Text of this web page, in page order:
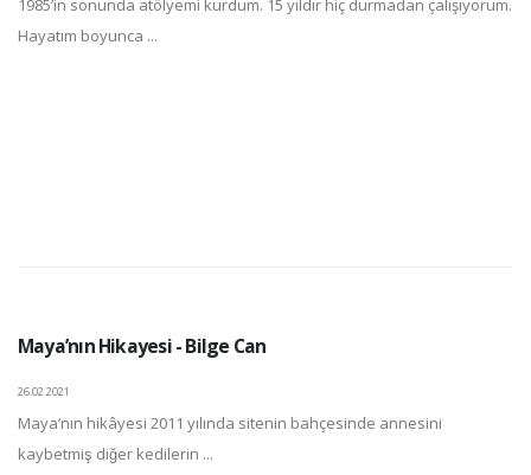
1985’in sonunda atölyemi kurdum. 15 yıldır hiç durmadan çalışıyorum.
Hayatım boyunca ...
Maya’nın Hikayesi - Bilge Can
26.02.2021
Maya’nın hikâyesi 2011 yılında sitenin bahçesinde annesini
kaybetmiş diğer kedilerin ...